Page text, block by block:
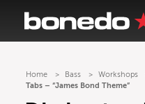
Home Bass Workshops
Tabs – “James Bond Theme”